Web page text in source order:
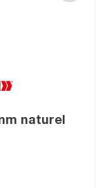
naturel